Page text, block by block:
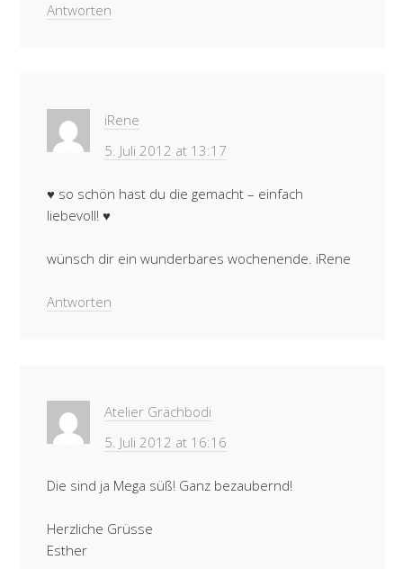
Antworten
iRene
5. Juli 2012 at 13:17
♥ so schön hast du die gemacht – einfach
liebevoll! ♥
wünsch dir ein wunderbares wochenende. iRene
Antworten
Atelier Grächbodi
5. Juli 2012 at 16:16
Die sind ja Mega süß! Ganz bezaubernd!
Herzliche Grüsse
Esther